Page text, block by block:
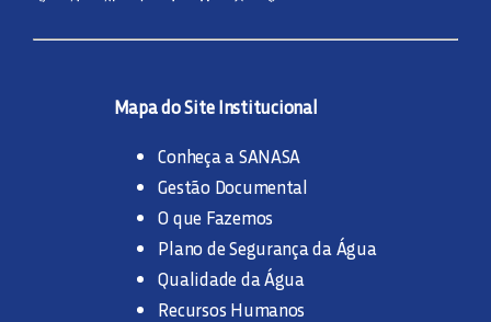
Mapa do Site Institucional
Conheça a SANASA
Gestão Documental
O que Fazemos
Plano de Segurança da Água
Qualidade da Água
Recursos Humanos